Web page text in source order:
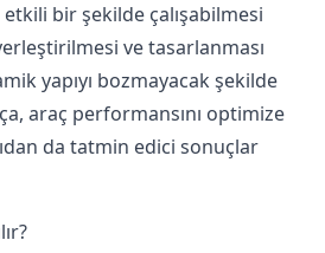
bir şekilde çalışabilmesi
ve tasarlanması
yapıyı bozmayacak şekilde
araç performansını optimize
da tatmin edici sonuçlar